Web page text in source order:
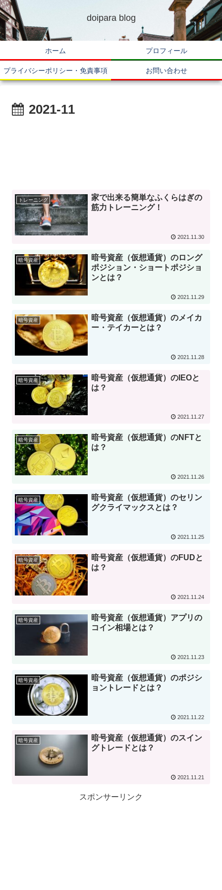
doipara blog
ホーム プロフィール
プライバシーポリシー・免責事項 お問い合わせ
2021-11
トレーニング
家で出来る簡単なふくらはぎの
筋力トレーニング！
2021.11.30
暗号資産
暗号資産（仮想通貨）のロング
ポジション・ショートポジショ
ンとは？
2021.11.29
暗号資産
暗号資産（仮想通貨）のメイカ
ー・テイカーとは？
2021.11.28
暗号資産
暗号資産（仮想通貨）のIEOと
は？
2021.11.27
暗号資産
暗号資産（仮想通貨）のNFTと
は？
2021.11.26
暗号資産
暗号資産（仮想通貨）のセリン
グクライマックスとは？
2021.11.25
暗号資産
暗号資産（仮想通貨）のFUDと
は？
2021.11.24
暗号資産
暗号資産（仮想通貨）アプリの
コイン相場とは？
2021.11.23
暗号資産
暗号資産（仮想通貨）のポジシ
ョントレードとは？
2021.11.22
暗号資産
暗号資産（仮想通貨）のスイン
グトレードとは？
2021.11.21
スポンサーリンク